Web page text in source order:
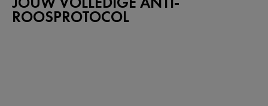
ROOSPROTOCOL